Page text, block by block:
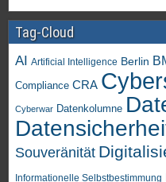
Tag-Cloud
AI Artificial Intelligence Berlin
Compliance CRA
Cyberwar Datenkolumne
Souveränität
Informationelle Selbstbestimmung